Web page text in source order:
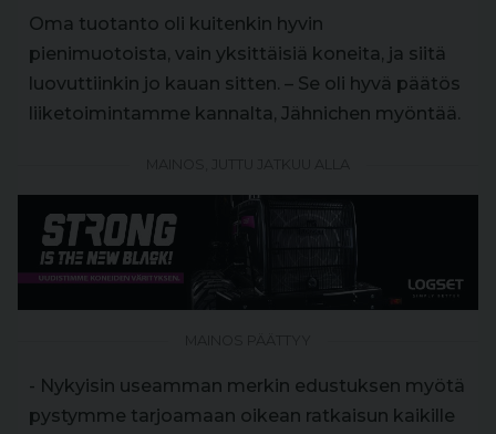
Oma tuotanto oli kuitenkin hyvin
pienimuotoista, vain yksittäisiä koneita, ja siitä
luovuttiinkin jo kauan sitten. – Se oli hyvä päätös
liiketoimintamme kannalta, Jähnichen myöntää.
- Nykyisin useamman merkin edustuksen myötä
pystymme tarjoamaan oikean ratkaisun kaikille